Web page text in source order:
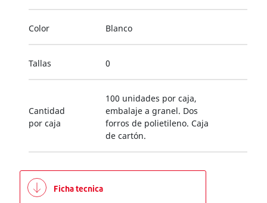
Color Blanco
Tallas 0
Cantidad
por caja
100 unidades por caja,
embalaje a granel. Dos
forros de polietileno. Caja
de cartón.
Ficha tecnica